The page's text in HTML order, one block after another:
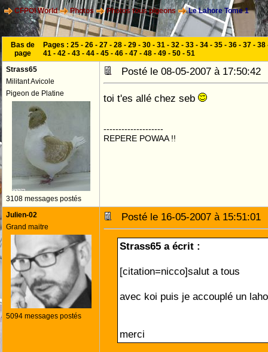
CFPOI World Photos Photos tous pigeons Le Lahore Tome 1
Bas de
page
Pages : 25 - 26 - 27 - 28 - 29 - 30 - 31 - 32 - 33 - 34 - 35 - 36 - 37 - 38
41 - 42 - 43 - 44 - 45 - 46 - 47 - 48 - 49 - 50 - 51
Strass65
Militant Avicole
Pigeon de Platine
3108 messages postés
Posté le 08-05-2007 à
toi t'es allé chez seb
--------------------
REPERE POWAA !!
Julien-02
Grand maitre
5094 messages postés
Posté le 16-05-2007 à
Strass65 a écrit :
[citation=nicco]salut a tous
avec koi puis je accouplé un
merci